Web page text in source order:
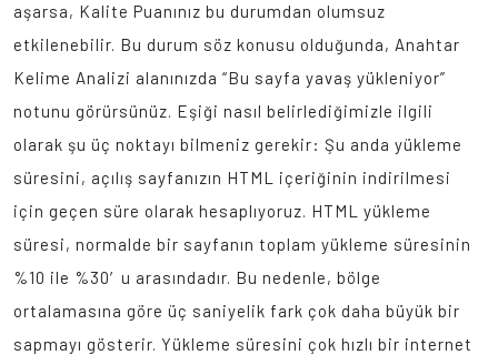
aşarsa, Kalite Puanınız bu durumdan olumsuz
etkilenebilir. Bu durum söz konusu olduğunda, Anahtar
Kelime Analizi alanınızda “Bu sayfa yavaş yükleniyor”
notunu görürsünüz. Eşiği nasıl belirlediğimizle ilgili
olarak şu üç noktayı bilmeniz gerekir: Şu anda yükleme
süresini, açılış sayfanızın HTML içeriğinin indirilmesi
için geçen süre olarak hesaplıyoruz. HTML yükleme
süresi, normalde bir sayfanın toplam yükleme süresinin
%10 ile %30′u arasındadır. Bu nedenle, bölge
ortalamasına göre üç saniyelik fark çok daha büyük bir
sapmayı gösterir. Yükleme süresini çok hızlı bir internet